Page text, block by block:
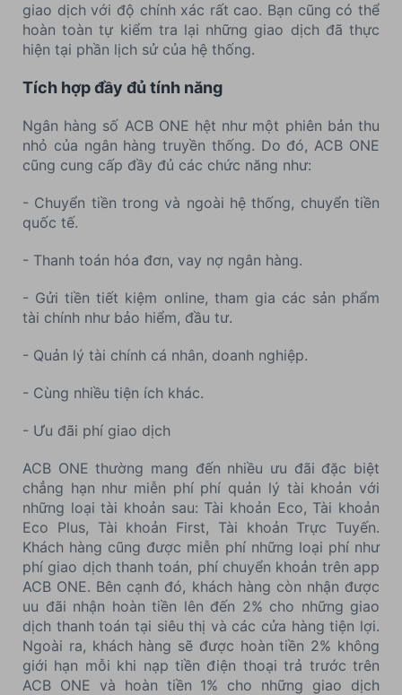
giao dịch với độ chính xác rất cao. Bạn cũng có thể
hoàn toàn tự kiểm tra lại những giao dịch đã thực
hiện tại phần lịch sử của hệ thống.
Tích hợp đầy đủ tính năng
Ngân hàng số ACB ONE hệt như một phiên bản thu
nhỏ của ngân hàng truyền thống. Do đó, ACB ONE
cũng cung cấp đầy đủ các chức năng như:
- Chuyển tiền trong và ngoài hệ thống, chuyển tiền
quốc tế.
- Thanh toán hóa đơn, vay nợ ngân hàng.
- Gửi tiền tiết kiệm online, tham gia các sản phẩm
tài chính như bảo hiểm, đầu tư.
- Quản lý tài chính cá nhân, doanh nghiệp.
- Cùng nhiều tiện ích khác.
- Ưu đãi phí giao dịch
ACB ONE thường mang đến nhiều ưu đãi đặc biệt
chẳng hạn như miễn phí phí quản lý tài khoản với
những loại tài khoản sau: Tài khoản Eco, Tài khoản
Eco Plus, Tài khoản First, Tài khoản Trực Tuyến.
Khách hàng cũng được miễn phí những loại phí như
phí giao dịch thanh toán, phí chuyển khoản trên app
ACB ONE. Bên cạnh đó, khách hàng còn nhận được
uu đãi nhận hoàn tiền lên đến 2% cho những giao
dịch thanh toán tại siêu thị và các cửa hàng tiện lợi.
Ngoài ra, khách hàng sẽ được hoàn tiền 2% không
giới hạn mỗi khi nạp tiền điện thoại trả trước trên
ACB ONE và hoàn tiền 1% cho những giao dịch